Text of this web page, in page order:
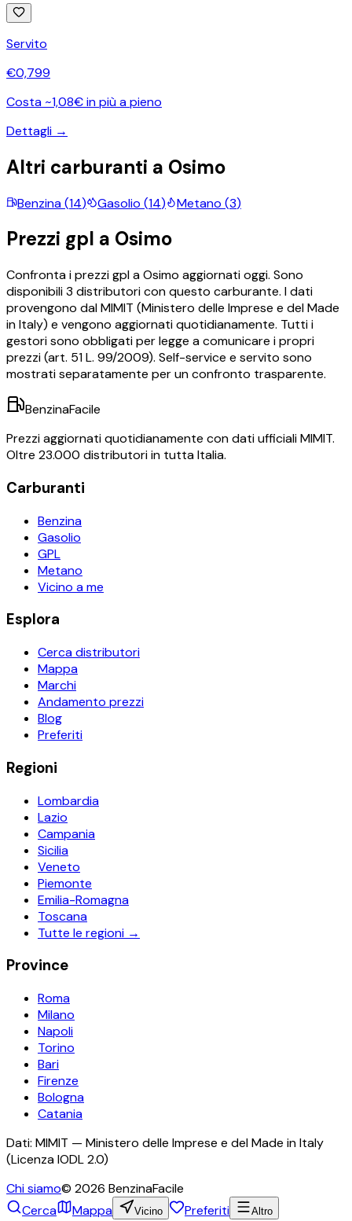
Servito
€0,799
Costa ~1,08€ in più a pieno
Dettagli →
Altri carburanti a Osimo
Benzina(14) Gasolio (14) Metano (3)
Prezzi gpl a Osimo
Confronta i prezzigplaOsimo aggiornati oggi. Sono
disponibili3 distributori con questo carburante. I dati
provengono dal MIMIT (Ministero delle Imprese e del Made
in Italy) e vengono aggiornati quotidianamente. Tutti i
gestori sono obbligati per legge a comunicare i propri
prezzi (art. 51 L. 99/2009). Self-service e servito sono
mostrati separatamente per un confronto trasparente.
BenzinaFacile
Prezzi aggiornati quotidianamente con dati ufficiali MIMIT.
Oltre 23.000 distributori in tutta Italia.
Carburanti
Benzina
Gasolio
GPL
Metano
Vicino a me
Esplora
Cerca distributori
Mappa
Marchi
Andamento prezzi
Blog
Preferiti
Regioni
Lombardia
Lazio
Campania
Sicilia
Veneto
Piemonte
Emilia-Romagna
Toscana
Tutte le regioni →
Province
Roma
Milano
Napoli
Torino
Bari
Firenze
Bologna
Catania
Dati: MIMIT — Ministero delle Imprese e del Made in Italy
(Licenza IODL 2.0)
Chi siamo© 2026 BenzinaFacile
Cerca
Mappa Vicino Preferiti Altro